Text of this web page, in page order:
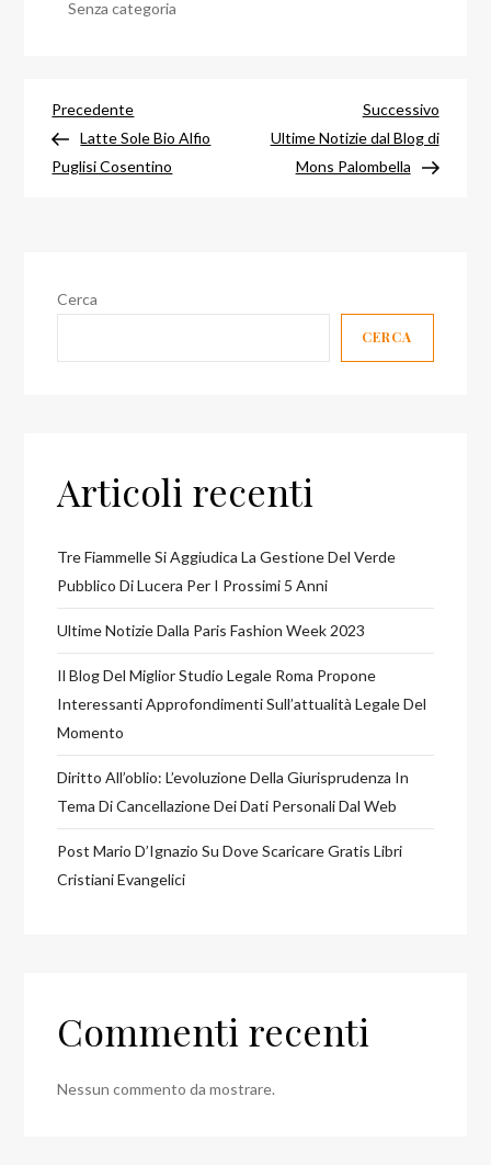
Senza categoria
Navigazione
articoli
Articolo
precedente
Precedente
Latte Sole Bio Alfio
Puglisi Cosentino
Successivo
Ultime Notizie dal Blog di
Mons Palombella
Cerca
CERCA
Articoli recenti
Tre Fiammelle Si Aggiudica La Gestione Del Verde
Pubblico Di Lucera Per I Prossimi 5 Anni
Ultime Notizie Dalla Paris Fashion Week 2023
Il Blog Del Miglior Studio Legale Roma Propone
Interessanti Approfondimenti Sull’attualità Legale Del
Momento
Diritto All’oblio: L’evoluzione Della Giurisprudenza In
Tema Di Cancellazione Dei Dati Personali Dal Web
Post Mario D’Ignazio Su Dove Scaricare Gratis Libri
Cristiani Evangelici
Commenti recenti
Nessun commento da mostrare.